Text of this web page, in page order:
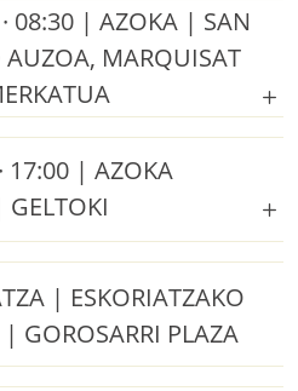
08:30 | AZOKA | SAN
AUZOA, MARQUISAT
17:00 | AZOKA
| ESKORIATZAKO
GOROSARRI PLAZA